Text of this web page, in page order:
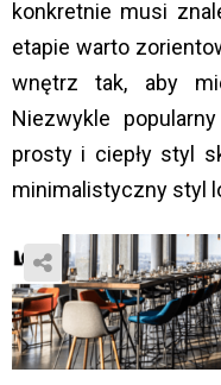
konkretnie musi
etapie warto
wnętrz tak, aby
Niezwykle
prosty i ciepły styl
minimalistyczny styl